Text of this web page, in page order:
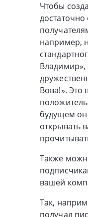
Чтобы
например,
Владимир»,
Вова!». Это
будущем он
открывать
Также
вашей
Так,
получал